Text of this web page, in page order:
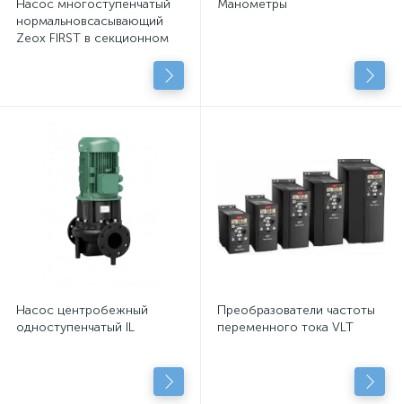
Насос многоступенчатый
нормальновсасывающий
Zeox FIRST в секционном
Манометры
Насос центробежный
одноступенчатый IL
Преобразователи частоты
переменного тока VLT